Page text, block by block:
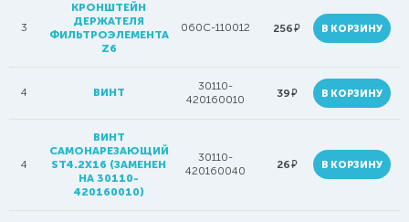
3
КРОНШТЕЙН
ДЕРЖАТЕЛЯ
ФИЛЬТРОЭЛЕМЕНТА
Z6
060C-110012 256руб. В КОРЗИНУ
4 ВИНТ
30110-
420160010
39руб. В КОРЗИНУ
4
ВИНТ
САМОНАРЕЗАЮЩИЙ
ST4.2X16 (ЗАМЕНЕН
НА 30110-
420160010)
30110-
420160040
26руб. В КОРЗИНУ